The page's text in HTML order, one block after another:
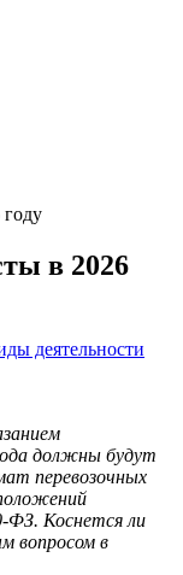
в 2026
деятельности
должны будут
перевозочных
ФЗ. Коснется ли
вопросом в